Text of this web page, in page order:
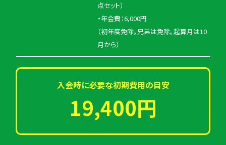
点セット）
・年会費：6,000円
（初年度免除。兄弟は免除。起算月は10
月から）
入会時に必要な初期費用の目安
19,400円